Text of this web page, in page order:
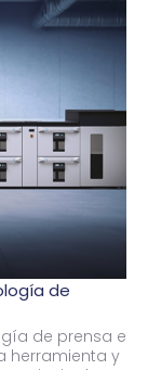
de
de prensa e
herramienta y